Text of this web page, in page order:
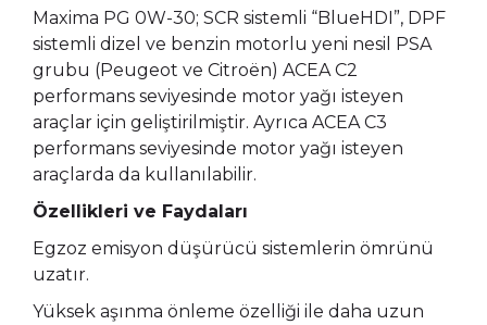
Maxima PG 0W-30; SCR sistemli “BlueHDI”, DPF
sistemli dizel ve benzin motorlu yeni nesil PSA
grubu (Peugeot ve Citroën) ACEA C2
performans seviyesinde motor yağı isteyen
araçlar için geliştirilmiştir. Ayrıca ACEA C3
performans seviyesinde motor yağı isteyen
araçlarda da kullanılabilir.
Özellikleri ve Faydaları
Egzoz emisyon düşürücü sistemlerin ömrünü
uzatır.
Yüksek aşınma önleme özelliği ile daha uzun